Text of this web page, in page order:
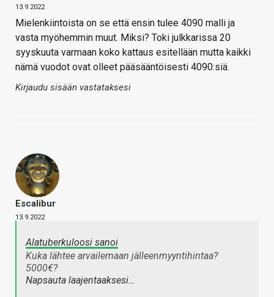
13.9.2022
Mielenkiintoista on se että ensin tulee 4090 malli ja
vasta myöhemmin muut. Miksi? Toki julkkarissa 20
syyskuuta varmaan koko kattaus esitellään mutta kaikki
nämä vuodot ovat olleet pääsääntöisesti 4090:siä.
Kirjaudu sisään vastataksesi
Escalibur
13.9.2022
Alatuberkuloosi sanoi
Kuka lähtee arvailemaan jälleenmyyntihintaa?
5000€?
Napsauta laajentaaksesi…